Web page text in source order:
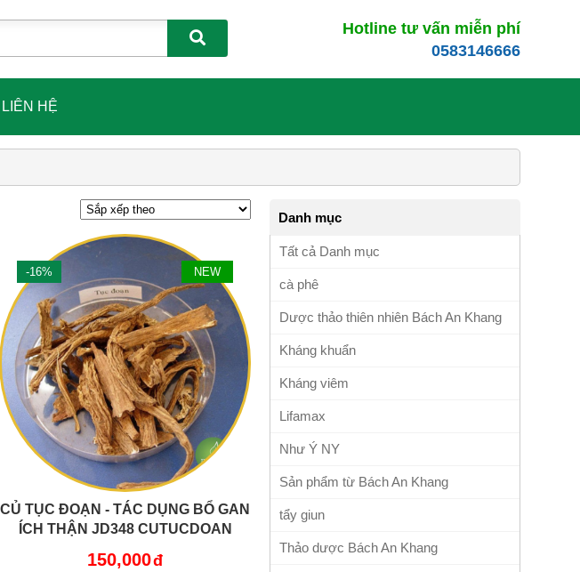
Hotline tư vấn miễn phí
0583146666
LIÊN HỆ
-16% NEW
CỦ TỤC ĐOẠN - TÁC DỤNG BỔ GAN
ÍCH THẬN JD348 CUTUCDOAN
150,000
Danh mục
Tất cả Danh mục
cà phê
Dược thảo thiên nhiên Bách An Khang
Kháng khuẩn
Kháng viêm
Lifamax
Như Ý NY
Sản phẩm từ Bách An Khang
tẩy giun
Thảo dược Bách An Khang